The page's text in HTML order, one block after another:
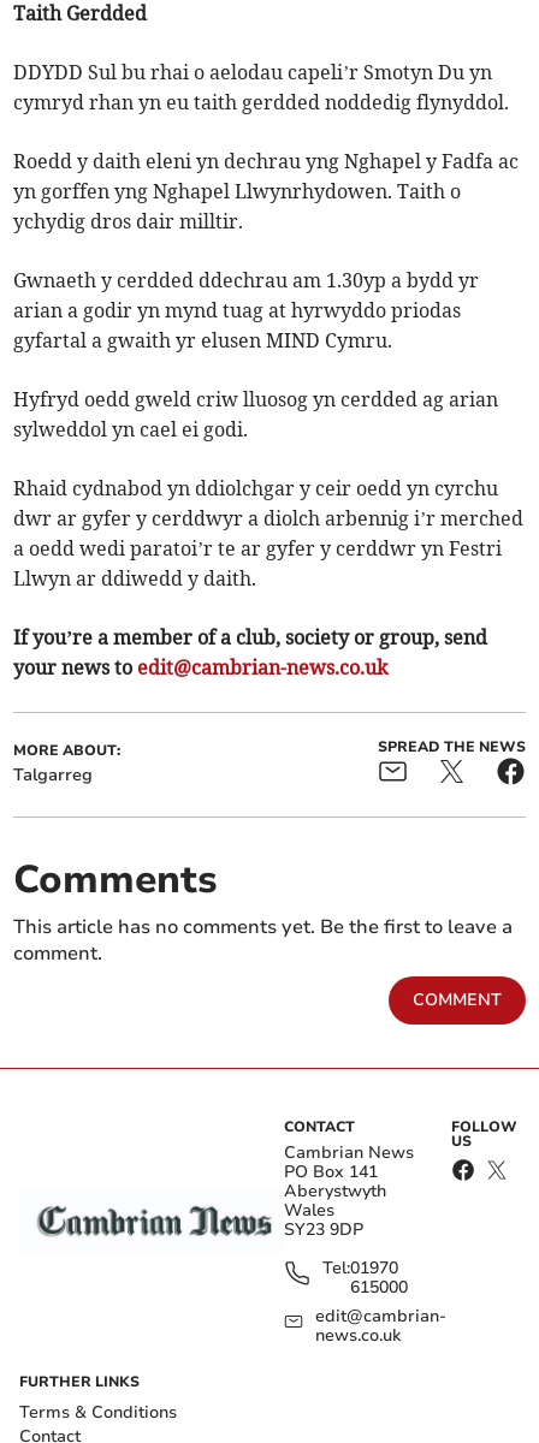
Taith Gerdded
DDYDD Sul bu rhai o aelodau capeli’r Smotyn Du yn
cymryd rhan yn eu taith gerdded noddedig flynyddol.
Roedd y daith eleni yn dechrau yng Nghapel y Fadfa ac
yn gorffen yng Nghapel Llwynrhydowen. Taith o
ychydig dros dair milltir.
Gwnaeth y cerdded ddechrau am 1.30yp a bydd yr
arian a godir yn mynd tuag at hyrwyddo priodas
gyfartal a gwaith yr elusen MIND Cymru.
Hyfryd oedd gweld criw lluosog yn cerdded ag arian
sylweddol yn cael ei godi.
Rhaid cydnabod yn ddiolchgar y ceir oedd yn cyrchu
dwr ar gyfer y cerddwyr a diolch arbennig i’r merched
a oedd wedi paratoi’r te ar gyfer y cerddwr yn Festri
Llwyn ar ddiwedd y daith.
If you’re a member of a club, society or group, send
your news to edit@cambrian-news.co.uk
MORE ABOUT:
Talgarreg
SPREAD THE NEWS
Comments
This article has no comments yet. Be the first to leave a
comment.
COMMENT
CONTACT
Cambrian News
PO Box 141
Aberystwyth
Wales
SY23 9DP
Tel:01970
615000
edit@cambrian-
news.co.uk
FOLLOW
US
FURTHER LINKS
Terms & Conditions
Contact